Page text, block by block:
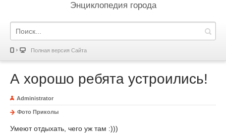
Энциклопедия города
Полная версия Сайта
А хорошо ребята устроились!
Administrator
Фото Приколы
Умеют отдыхать, чего уж там :)))